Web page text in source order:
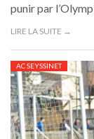
punir par
LIRE LA SUITE →
AC SEYSSINET